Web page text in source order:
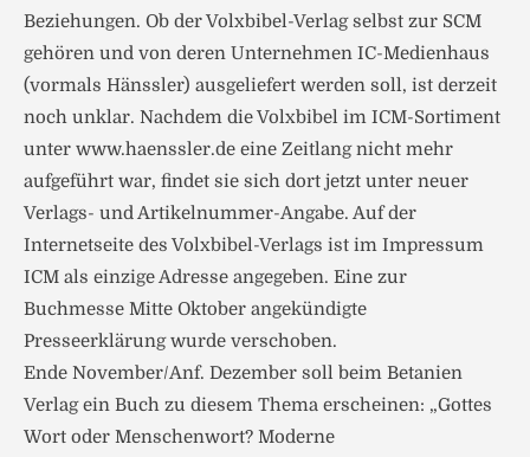
Beziehungen. Ob der Volxbibel-Verlag selbst zur SCM
gehören und von deren Unternehmen IC-Medienhaus
(vormals Hänssler) ausgeliefert werden soll, ist derzeit
noch unklar. Nachdem die Volxbibel im ICM-Sortiment
unter www.haenssler.de eine Zeitlang nicht mehr
aufgeführt war, findet sie sich dort jetzt unter neuer
Verlags- und Artikelnummer-Angabe. Auf der
Internetseite des Volxbibel-Verlags ist im Impressum
ICM als einzige Adresse angegeben. Eine zur
Buchmesse Mitte Oktober angekündigte
Presseerklärung wurde verschoben.
Ende November/Anf. Dezember soll beim Betanien
Verlag ein Buch zu diesem Thema erscheinen: „Gottes
Wort oder Menschenwort? Moderne